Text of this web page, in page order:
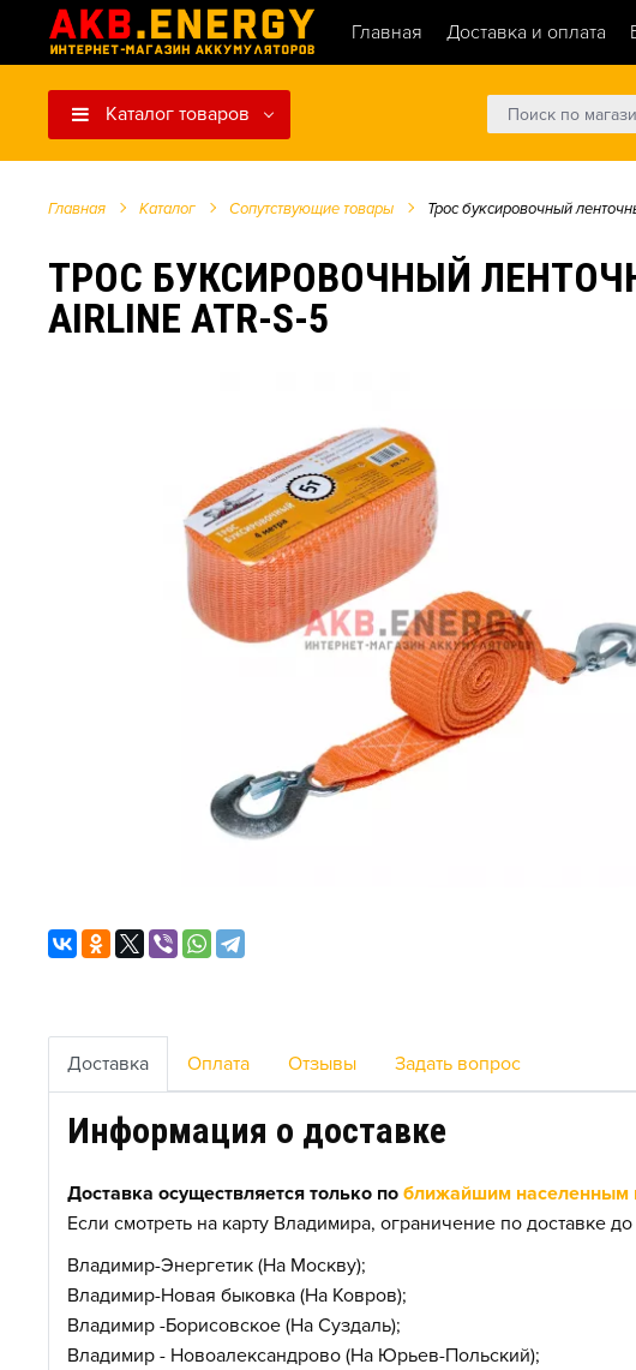
Главная Доставка и оплата
Каталог товаров
Главная Каталог Сопутствующие товары Трос буксировочный
ТРОС БУКСИРОВОЧНЫЙ
AIRLINE ATR-S-5
Доставка Оплата Отзывы Задать вопрос
Информация о доставке
Доставка осуществляется только по ближайшим населенным
Если смотреть на карту Владимира, ограничение по доставке
Владимир-Энергетик (На Москву);
Владимир-Новая быковка (На Ковров);
Владимир -Борисовское (На Суздаль);
Владимир - Новоалександрово (На Юрьев-Польский);